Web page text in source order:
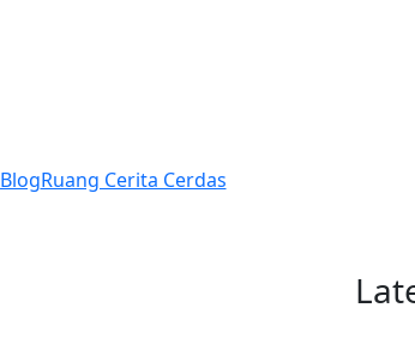
BlogRuang Cerita Cerdas